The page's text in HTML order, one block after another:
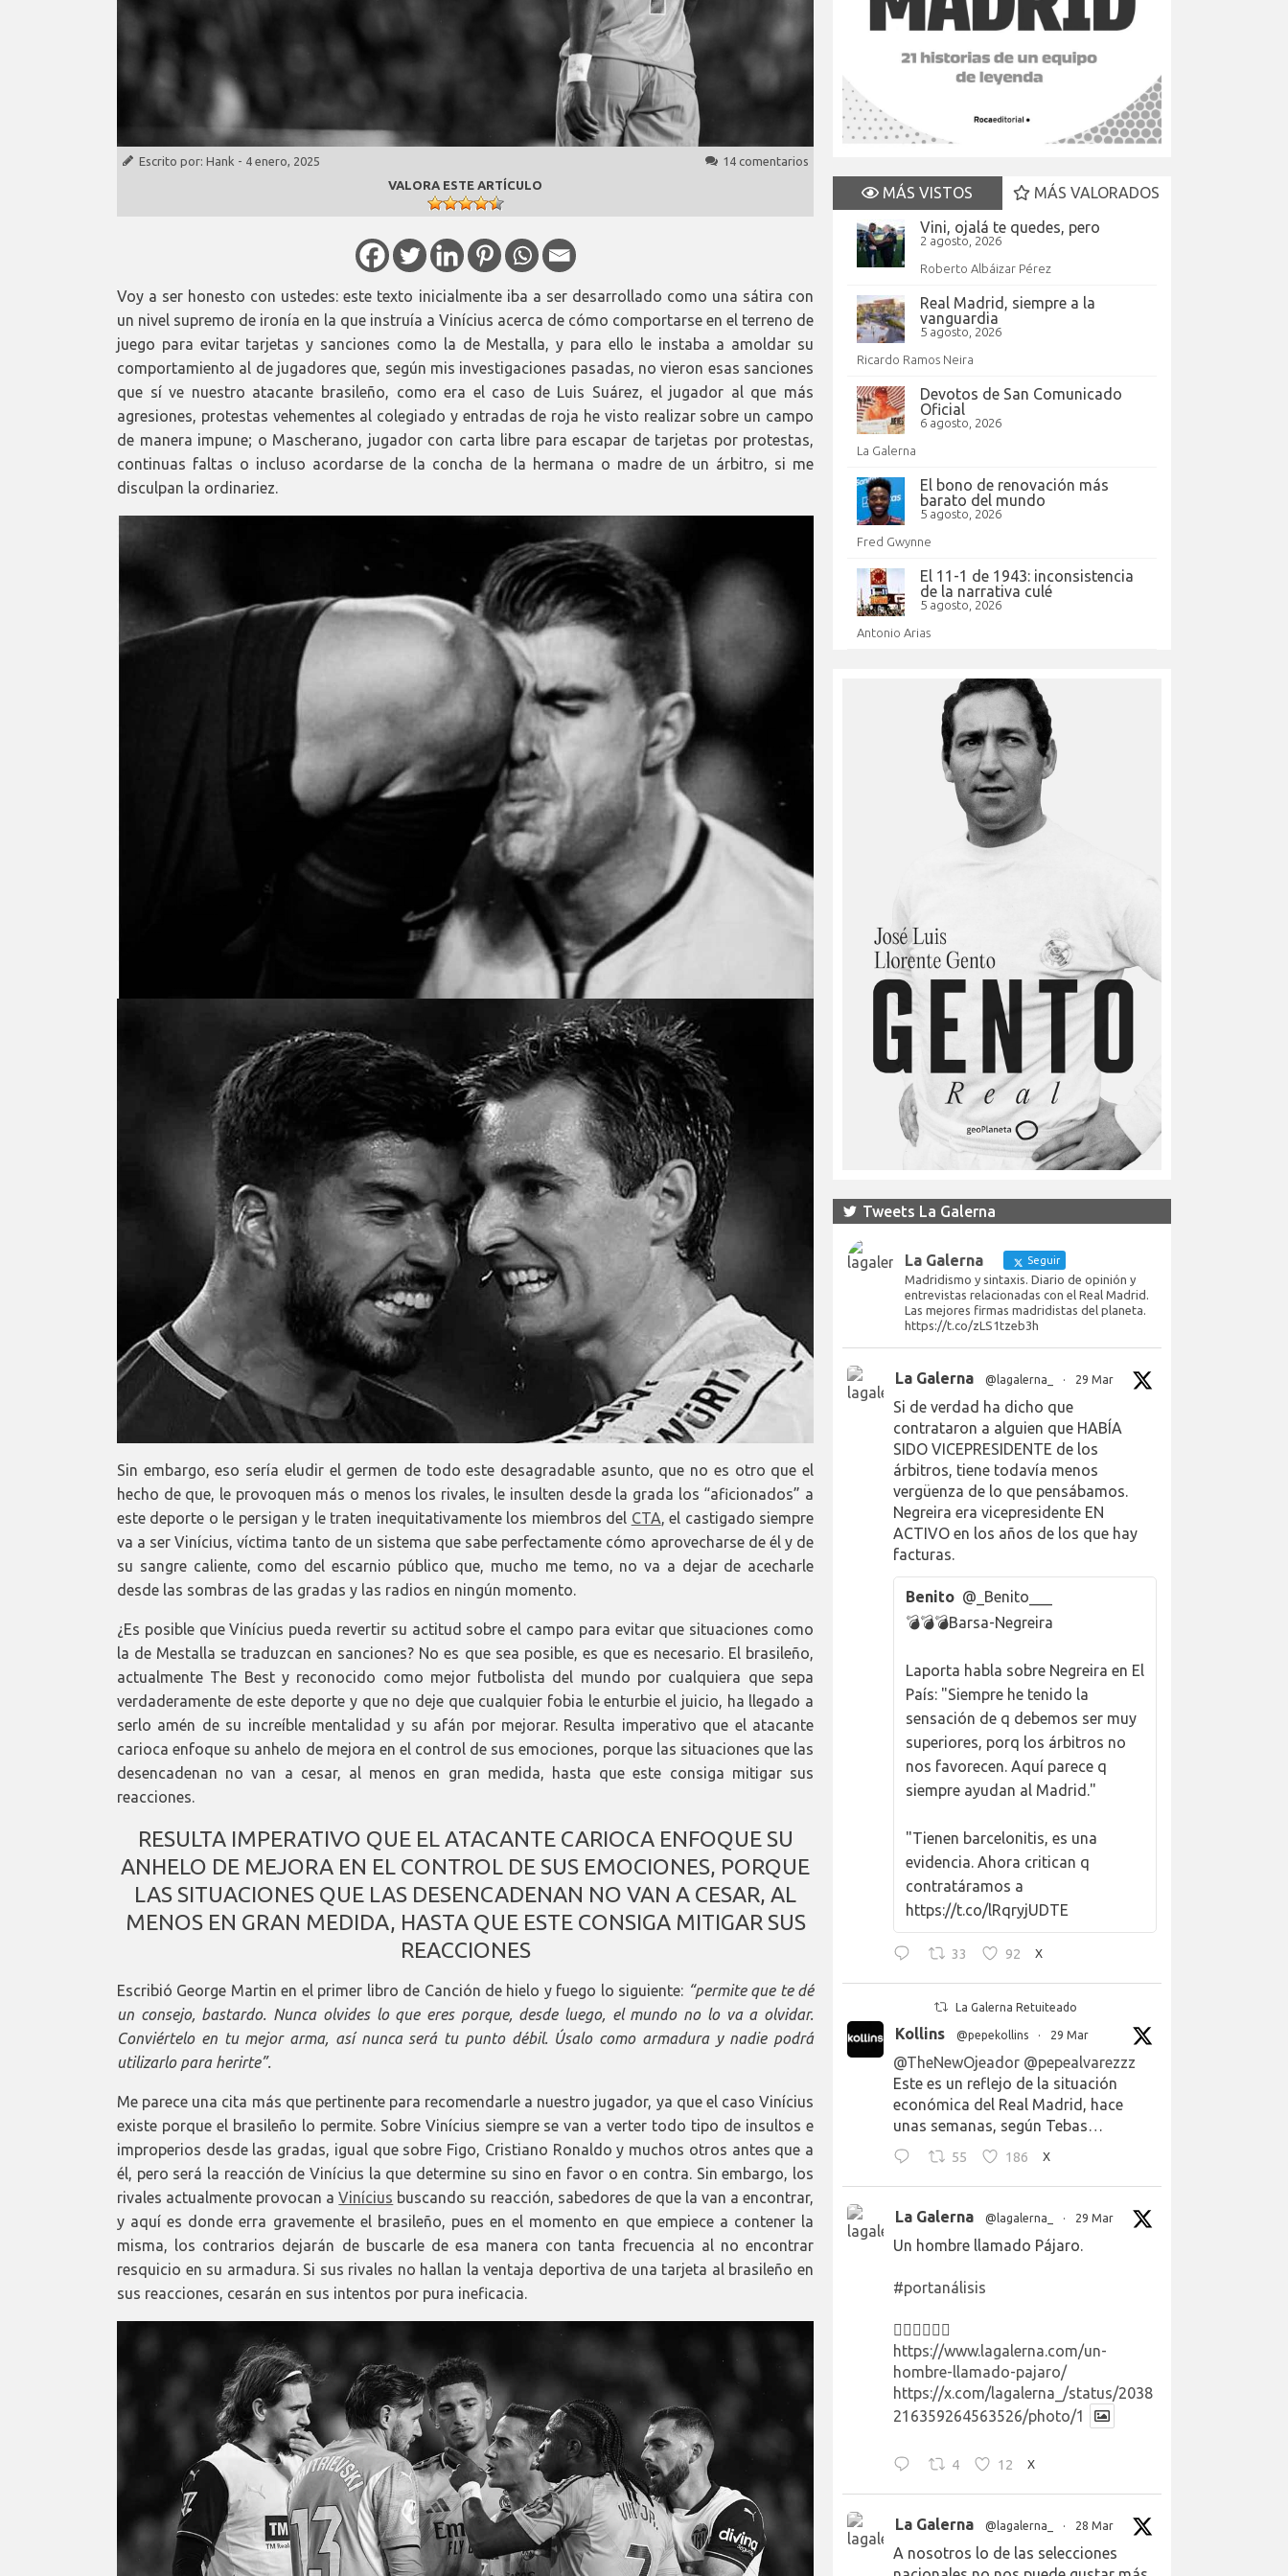
Escrito por: Hank - 4 enero, 2025
14 comentarios
VALORA ESTE ARTÍCULO
Voy a ser honesto con ustedes: este texto inicialmente iba a ser desarrollado como una sátira con
un nivel supremo de ironía en la que instruía a Vinícius acerca de cómo comportarse en el terreno de
juego para evitar tarjetas y sanciones como la de Mestalla, y para ello le instaba a amoldar su
comportamiento al de jugadores que, según mis investigaciones pasadas, no vieron esas sanciones
que sí ve nuestro atacante brasileño, como era el caso de Luis Suárez, el jugador al que más
agresiones, protestas vehementes al colegiado y entradas de roja he visto realizar sobre un campo
de manera impune; o Mascherano, jugador con carta libre para escapar de tarjetas por protestas,
continuas faltas o incluso acordarse de la concha de la hermana o madre de un árbitro, si me
disculpan la ordinariez.
Sin embargo, eso sería eludir el germen de todo este desagradable asunto, que no es otro que el
hecho de que, le provoquen más o menos los rivales, le insulten desde la grada los “aficionados” a
este deporte o le persigan y le traten inequitativamente los miembros del CTA, el castigado siempre
va a ser Vinícius, víctima tanto de un sistema que sabe perfectamente cómo aprovecharse de él y de
su sangre caliente, como del escarnio público que, mucho me temo, no va a dejar de acecharle
desde las sombras de las gradas y las radios en ningún momento.
¿Es posible que Vinícius pueda revertir su actitud sobre el campo para evitar que situaciones como
la de Mestalla se traduzcan en sanciones? No es que sea posible, es que es necesario. El brasileño,
actualmente The Best y reconocido como mejor futbolista del mundo por cualquiera que sepa
verdaderamente de este deporte y que no deje que cualquier fobia le enturbie el juicio, ha llegado a
serlo amén de su increíble mentalidad y su afán por mejorar. Resulta imperativo que el atacante
carioca enfoque su anhelo de mejora en el control de sus emociones, porque las situaciones que las
desencadenan no van a cesar, al menos en gran medida, hasta que este consiga mitigar sus
reacciones.
RESULTA IMPERATIVO QUE EL ATACANTE CARIOCA ENFOQUE SU
ANHELO DE MEJORA EN EL CONTROL DE SUS EMOCIONES, PORQUE
LAS SITUACIONES QUE LAS DESENCADENAN NO VAN A CESAR, AL
MENOS EN GRAN MEDIDA, HASTA QUE ESTE CONSIGA MITIGAR SUS
REACCIONES
Escribió George Martin en el primer libro de Canción de hielo y fuego lo siguiente: “permite que te dé
un consejo, bastardo. Nunca olvides lo que eres porque, desde luego, el mundo no lo va a olvidar.
Conviértelo en tu mejor arma, así nunca será tu punto débil. Úsalo como armadura y nadie podrá
utilizarlo para herirte”.
Me parece una cita más que pertinente para recomendarle a nuestro jugador, ya que el caso Vinícius
existe porque el brasileño lo permite. Sobre Vinícius siempre se van a verter todo tipo de insultos e
improperios desde las gradas, igual que sobre Figo, Cristiano Ronaldo y muchos otros antes que a
él, pero será la reacción de Vinícius la que determine su sino en favor o en contra. Sin embargo, los
rivales actualmente provocan aVinícius buscando su reacción, sabedores de que la van a encontrar,
y aquí es donde erra gravemente el brasileño, pues en el momento en que empiece a contener la
misma, los contrarios dejarán de buscarle de esa manera con tanta frecuencia al no encontrar
resquicio en su armadura. Si sus rivales no hallan la ventaja deportiva de una tarjeta al brasileño en
sus reacciones, cesarán en sus intentos por pura ineficacia.
MÁS VISTOS
MÁS VALORADOS
Vini, ojalá te quedes, pero
2 agosto, 2026
Roberto Albáizar Pérez
Real Madrid, siempre a la
vanguardia
5 agosto, 2026
Ricardo Ramos Neira
Devotos de San Comunicado
Oficial
6 agosto, 2026
La Galerna
El bono de renovación más
barato del mundo
5 agosto, 2026
Fred Gwynne
El 11-1 de 1943: inconsistencia
de la narrativa culé
5 agosto, 2026
Antonio Arias
Tweets La Galerna
La Galerna Seguir
Madridismo y sintaxis. Diario de opinión y
entrevistas relacionadas con el Real Madrid.
Las mejores firmas madridistas del planeta.
https://t.co/zLS1tzeb3h
La Galerna @lagalerna_ · 29 Mar
Si de verdad ha dicho que
contrataron a alguien que HABÍA
SIDO VICEPRESIDENTE de los
árbitros, tiene todavía menos
vergüenza de lo que pensábamos.
Negreira era vicepresidente EN
ACTIVO en los años de los que hay
facturas.
Benito @_Benito___
💣💣💣Barsa-Negreira
Laporta habla sobre Negreira en El
País: "Siempre he tenido la
sensación de q debemos ser muy
superiores, porq los árbitros no
nos favorecen. Aquí parece q
siempre ayudan al Madrid."
"Tienen barcelonitis, es una
evidencia. Ahora critican q
contratáramos a
https://t.co/lRqryjUDTE
33 92 X
La Galerna Retuiteado
Kollins @pepekollins · 29 Mar
@TheNewOjeador @pepealvarezzz
Este es un reflejo de la situación
económica del Real Madrid, hace
unas semanas, según Tebas…
55 186 X
La Galerna @lagalerna_ · 29 Mar
Un hombre llamado Pájaro.
#portanálisis
👉🏻👉🏻👉🏻
https://www.lagalerna.com/un-
hombre-llamado-pajaro/
https://x.com/lagalerna_/status/2038
216359264563526/photo/1
4 12 X
La Galerna @lagalerna_ · 28 Mar
A nosotros lo de las selecciones